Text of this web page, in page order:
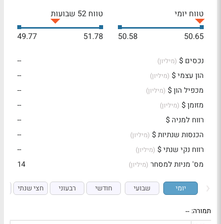
טווח יומי
50.65
50.58
טווח 52 שבועות
51.78
49.77
נכסים $ (מיליון)
--
הון עצמי $ (מיליון)
--
מכפיל הון $ (מיליון)
--
מזומן $ (מיליון)
--
רווח למניה $
--
הכנסות שנתיות $ (מיליון)
--
רווח נקי שנתי $ (מיליון)
--
מס' מניות למסחר (מיליון) 14
יומי שבועי חודשי רבעוני חצי שנתי
תמורה: --